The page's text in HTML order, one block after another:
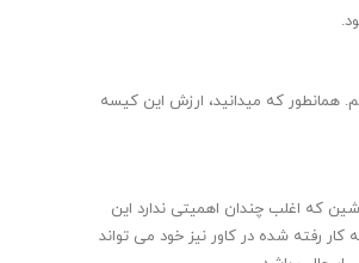
همانطور که میدانید، ارزش این کیسه
که اغلب چندان اهمیتی ندارد این
رفته شده در کاور نیز خود می تواند